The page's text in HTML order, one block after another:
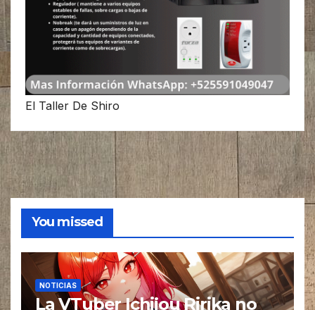
El Taller De Shiro
You missed
NOTICIAS
La VTuber Ichijou Ririka no